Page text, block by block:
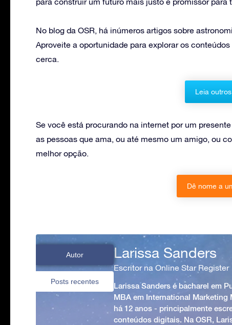
No blog da OSR, há inúmeros artigos sobre
Aproveite a oportunidade para explorar os
cerca.
Leia
Se você está procurando na internet por um
as pessoas que ama, ou até mesmo um amigo, ou
melhor opção.
Dê nome a
Autor
Posts recentes
Larissa Sanders
Escritor na Online Star Register
Larissa Sanders é bacharel em
MBA em International Marketing
há 12 anos - principalmente
conteúdos digitais. Na OSR,